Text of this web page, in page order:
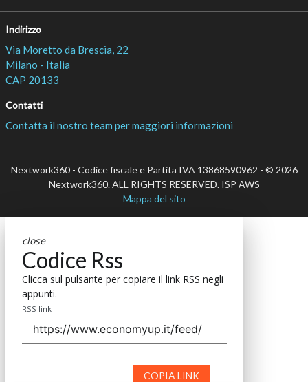
Indirizzo
Via Moretto da Brescia, 22
Milano - Italia
CAP 20133
Contatti
Contatta il nostro team per maggiori informazioni
Nextwork360 - Codice fiscale e Partita IVA 13868590962 - © 2026
Nextwork360. ALL RIGHTS RESERVED. ISP AWS
Mappa del sito
close
Codice Rss
Clicca sul pulsante per copiare il link RSS negli
appunti.
RSS link
COPIA LINK